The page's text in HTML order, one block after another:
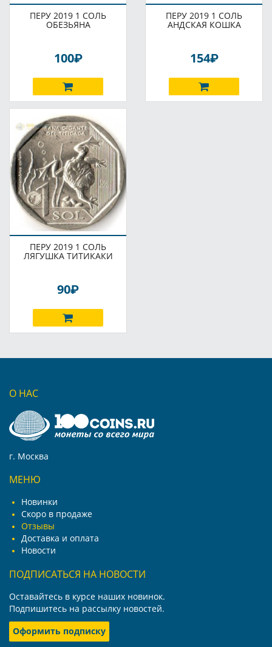
ПЕРУ 2019 1 СОЛЬ
ОБЕЗЬЯНА
100P
ПЕРУ 2019 1 СОЛЬ
АНДСКАЯ КОШКА
154P
ПЕРУ 2019 1 СОЛЬ
ЛЯГУШКА ТИТИКАКИ
90P
О НАС
г. Москва
МЕНЮ
Новинки
Скоро в продаже
Отзывы
Доставка и оплата
Новости
ПОДПИСАТЬСЯ НА НОВОСТИ
Оставайтесь в курсе наших новинок.
Подпишитесь на рассылку новостей.
Оформить подписку